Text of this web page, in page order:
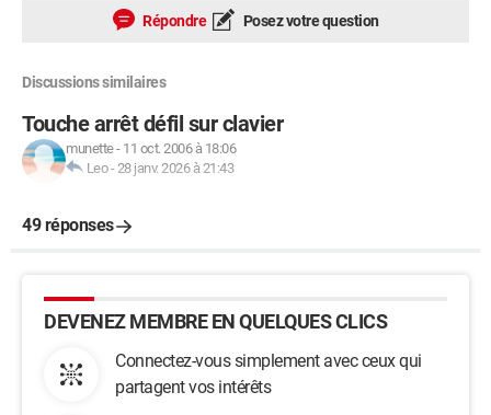
Répondre Posez votre question
Discussions similaires
Touche arrêt défil sur clavier
munette- 11 oct. 2006 à 18:06
Leo-28 janv. 2026 à 21:43
49 réponses
DEVENEZ MEMBRE EN QUELQUES CLICS
Connectez-vous simplement avec ceux qui
partagent vos intérêts